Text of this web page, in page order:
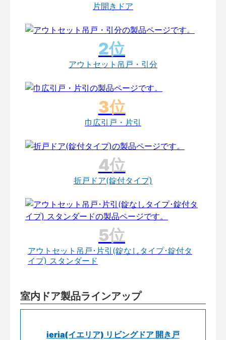
片開きドア
アウトセット吊戸・引分
巾広引戸・片引
折戸ドア(錠付タイプ)
アウトセット吊戸･片引(錠なしタイプ･錠付タ
イプ) スタンダード
室内ドア製品ラインアップ
ieria(イエリア) リビングドア 開き戸